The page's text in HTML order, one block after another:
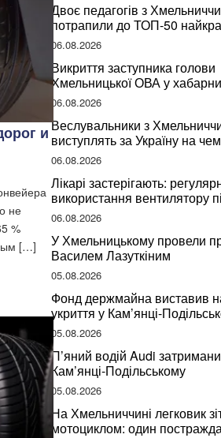
и
не
%
[…]
Двоє педагогів з
потрапили до ТОП-50
учителів України
06.08.2026
Викриття заступника голови
Хмельницької ОВА у
підписання контрактів на
06.08.2026
Веслувальники з
виступлять за Україну на
світу
06.08.2026
Лікарі застерігають:
використання вентилятору
може негативно вплинути на
здоров’я
06.08.2026
У Хмельницькому провели
Василем Лазуткіним
05.08.2026
Фонд держмайна виставив
укриття у Кам’янці-
Хмельниччині
05.08.2026
П’яний водій Audi
Кам’янці-Подільському
05.08.2026
На Хмельниччині легковик
мотоциклом: один